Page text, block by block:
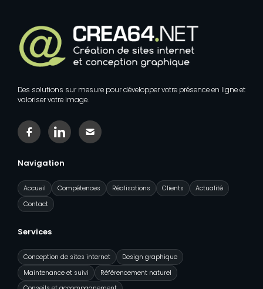
Des solutions sur mesure pour développer votre présence en ligne et
valoriser votre image.
FacebookLinkedinContact
Navigation
Accueil Compétences Réalisations Clients
Actualité
Contact
Services
Conception de sites internet
Design graphique
Maintenance et suivi
Référencement naturel